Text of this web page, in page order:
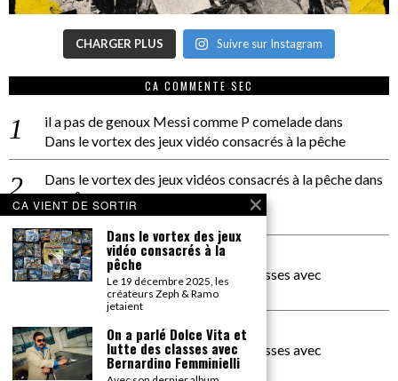
CHARGER PLUS Suivre sur Instagram
CA COMMENTE SEC
il a pas de genoux Messi comme P comeladedans
Dans le vortex des jeux vidéo consacrés à la pêche
Dans le vortex des jeux vidéos consacrés à la pêchedans
PACÔME THIELLEMENT
La séance d’Hip Gnose
La Patrie
dans
On a parlé Dolce Vita et lutte des classes avec
Bernardino Femminielli
carte noire negra à l'o tiededans
On a parlé Dolce Vita et lutte des classes avec
Bernardino Femminielli
CA VIENT DE SORTIR
Dans le vortex des jeux
vidéo consacrés à la
pêche
Le 19 décembre 2025, les
créateurs Zeph & Ramo
jetaient
On a parlé Dolce Vita et
lutte des classes avec
Bernardino Femminielli